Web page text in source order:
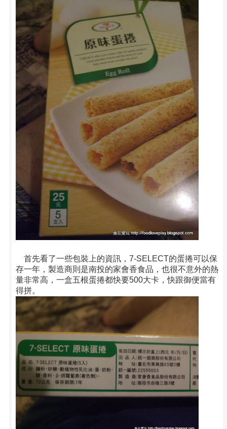
首先看了一些包裝上的資訊，7-SELECT的蛋捲可以保
存一年，製造商則是南投的家會香食品，也很不意外的熱
量非常高，一盒五根蛋捲都快要500大卡，快跟御便當有
得拼。